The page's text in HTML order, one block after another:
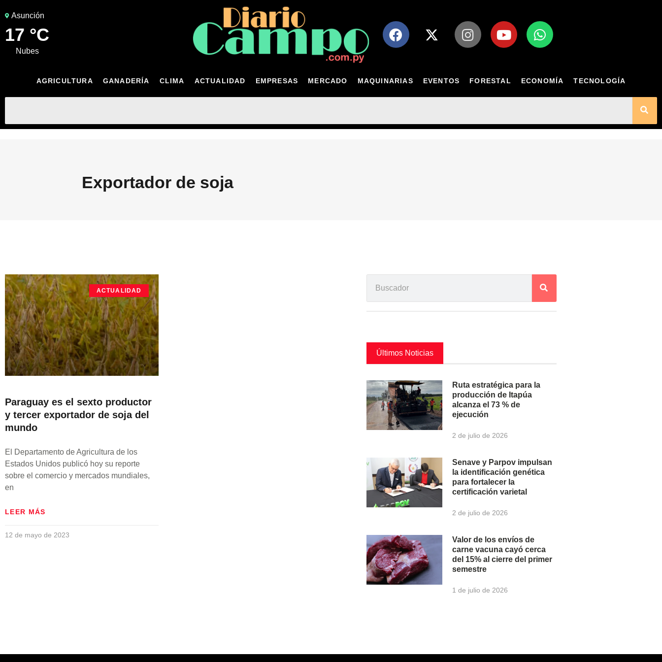
Asunción
17 °C
nubes
AGRICULTURA GANADERÍA CLIMA ACTUALIDAD EMPRESAS MERCADO MAQUINARIAS EVENTOS FORESTAL ECONOMÍA TECNOLOGÍA
Exportador de soja
ACTUALIDAD
Paraguay es el sexto productor
y tercer exportador de soja del
mundo
El Departamento de Agricultura de los
Estados Unidos publicó hoy su reporte
sobre el comercio y mercados mundiales,
en
LEER MÁS
12 de mayo de 2023
Últimos Noticias
Ruta estratégica para la
producción de Itapúa
alcanza el 73 % de
ejecución
2 de julio de 2026
Senave y Parpov impulsan
la identificación genética
para fortalecer la
certificación varietal
2 de julio de 2026
Valor de los envíos de
carne vacuna cayó cerca
del 15% al cierre del primer
semestre
1 de julio de 2026